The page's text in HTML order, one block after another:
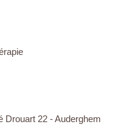
Drouart 22 - Auderghem